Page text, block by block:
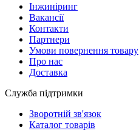
Інжиніринг
Вакансії
Контакти
Партнери
Умови повернення товару
Про нас
Доставка
Служба підтримки
Зворотній зв'язок
Каталог товарів